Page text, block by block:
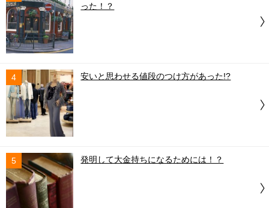
った！？
4 安いと思わせる値段のつけ方があった!?
5 発明して大金持ちになるためには！？